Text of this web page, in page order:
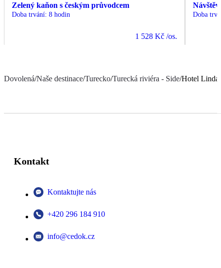
Zelený kaňon s českým průvodcem
Doba trvání: 8 hodin
1 528 Kč /os.
Doba
Dovolená/Naše destinace/Turecko/Turecká riviéra - Side/Hotel Linda
Kontakt
Kontaktujte nás
+420 296 184 910
info@cedok.cz